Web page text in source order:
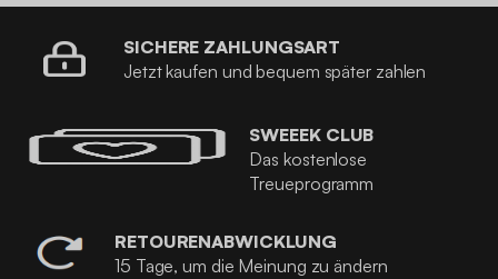
SICHERE ZAHLUNGSART
Jetzt kaufen und bequem später zahlen
SWEEEK CLUB
Das kostenlose
Treueprogramm
RETOURENABWICKLUNG
15 Tage, um die Meinung zu ändern